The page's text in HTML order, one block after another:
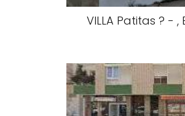
VILLA Patitas ? -